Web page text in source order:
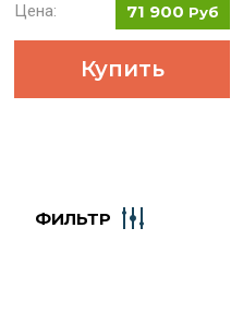
ФИЛЬТР
Цена: 71 900 Руб
Купить